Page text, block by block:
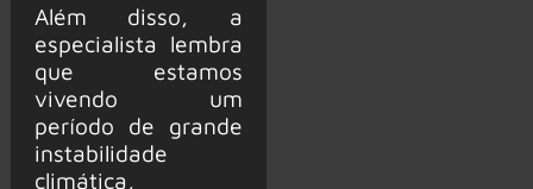
Além disso, a
especialista lembra
que estamos
vivendo um
período de grande
instabilidade
climática,